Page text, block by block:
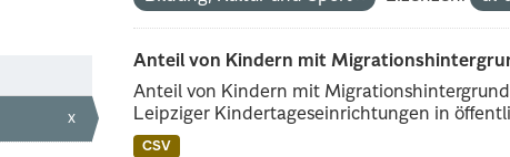
x
Anteil von Kindern mit
Anteil von Kindern mit
Leipziger Kindertageseinrichtungen in
CSV